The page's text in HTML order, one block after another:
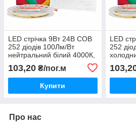
LED стрічка 9Вт 24В COB
252 діодів 100Лм/Вт
нейтральний білий 4000К,
серія COB, гарантія 3 роки
103,20 ₴/пог.м
Купити
LED
252
серія
Про нас